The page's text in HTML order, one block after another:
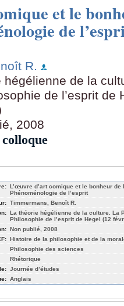
et le
de
R.
hégélienne de la
de l’esprit de
2008
L’œuvre d’art comique et le bonheur
Phénoménologie de l’esprit
Timmermans, Benoît R.
La théorie hégélienne de la culture. La
Philosophie de l’esprit de Hegel (12
Non publié, 2008
Histoire de la philosophie et de la
Philosophie des sciences
Rhétorique
Journée d’études
Anglais